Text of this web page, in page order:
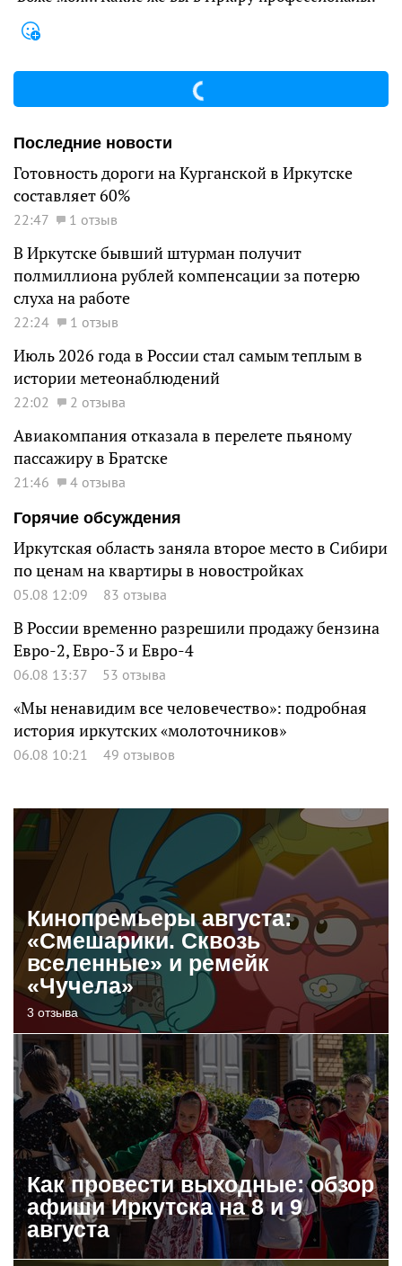
Последние новости
Готовность дороги на Курганской в Иркутске
составляет 60%
22:47 1 отзыв
В Иркутске бывший штурман получит
полмиллиона рублей компенсации за потерю
слуха на работе
22:24 1 отзыв
Июль 2026 года в России стал самым теплым в
истории метеонаблюдений
22:02 2 отзыва
Авиакомпания отказала в перелете пьяному
пассажиру в Братске
21:46
4 отзыва
Горячие обсуждения
Иркутская область заняла второе место в Сибири
по ценам на квартиры в новостройках
05.08 12:09 83 отзыва
В России временно разрешили продажу бензина
Евро-2, Евро-3 и Евро-4
06.08 13:37 53 отзыва
«Мы ненавидим все человечество»: подробная
история иркутских «молоточников»
06.08 10:21 49 отзывов
Кинопремьеры августа:
«Смешарики. Сквозь
вселенные» и ремейк
«Чучела»
3 отзыва
Как провести выходные: обзор
афиши Иркутска на 8 и 9
августа